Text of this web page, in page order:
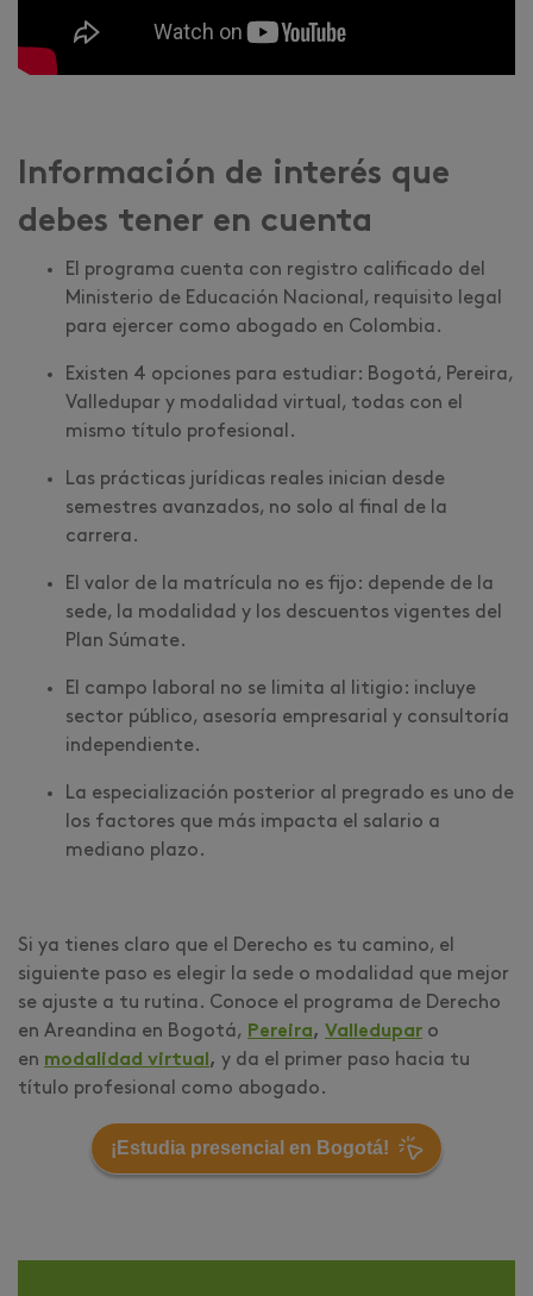
Información de interés que
debes tener en cuenta
El programa cuenta con registro calificado del
Ministerio de Educación Nacional, requisito legal
para ejercer como abogado en Colombia.
Existen 4 opciones para estudiar: Bogotá, Pereira,
Valledupar y modalidad virtual, todas con el
mismo título profesional.
Las prácticas jurídicas reales inician desde
semestres avanzados, no solo al final de la
carrera.
El valor de la matrícula no es fijo: depende de la
sede, la modalidad y los descuentos vigentes del
Plan Súmate.
El campo laboral no se limita al litigio: incluye
sector público, asesoría empresarial y consultoría
independiente.
La especialización posterior al pregrado es uno de
los factores que más impacta el salario a
mediano plazo.
Si ya tienes claro que el Derecho es tu camino, el
siguiente paso es elegir la sede o modalidad que mejor
se ajuste a tu rutina. Conoce el programa de Derecho
en Areandina en Bogotá, Pereira, Valledupar o
en modalidad virtual , y da el primer paso hacia tu
título profesional como abogado.
¡Estudia presencial en Bogotá!